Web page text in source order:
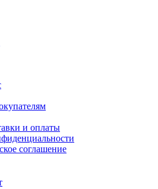
и оплаты
соглашение